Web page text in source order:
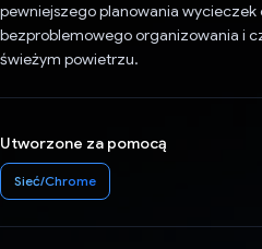
pewniejszego planowania
bezproblemowego organizowania i
świeżym powietrzu.
Utworzone za pomocą
Sieć/Chrome